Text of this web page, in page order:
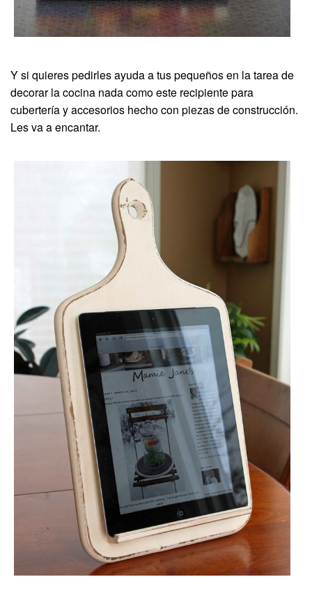
Y si quieres pedirles ayuda a tus pequeños en la tarea de
decorar la cocina nada como este recipiente para
cubertería y accesorios hecho con piezas de construcción.
Les va a encantar.